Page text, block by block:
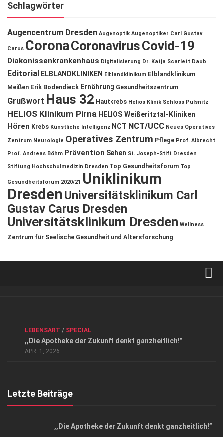
Schlagwörter
Augencentrum Dresden Augenoptik Augenoptiker Carl Gustav
Carus CoronaCoronavirusCovid-19
Diakonissenkrankenhaus Digitalisierung Dr. Katja Scarlett Daub
Editorial ELBLANDKLINIKEN Elblandklinikum Elblandklinikum
Meißen Erik Bodendieck Ernährung Gesundheitszentrum
Grußwort Haus 32 Hautkrebs Helios Klinik Schloss Pulsnitz
HELIOS Klinikum Pirna HELIOS Weißeritztal-Kliniken
Hören Krebs Künstliche Intelligenz NCT NCT/UCC Neues Operatives
Zentrum Neurologie Operatives Zentrum Pflege Prof. Albrecht
Prof. Andreas Böhm Prävention Sehen St. Joseph-Stift Dresden
Stiftung Hochschulmedizin Dresden Top Gesundheitsforum Top
Gesundheitsforum 2020/21 Uniklinikum
DresdenUniversitätsklinikum Carl
Gustav Carus Dresden
Universitätsklinikum Dresden Wellness
Zentrum für Seelische Gesundheit und Altersforschung
Datenschutzerklärung
Top Magazin Dresden / Ostsachsen
LEBENSART / SPECIAL
,,Die Apotheke der Zukunft denkt ganzheitlich!”
APR. 1, 2026
Letzte Beiträge
,,Die Apotheke der Zukunft denkt ganzheitlich!”